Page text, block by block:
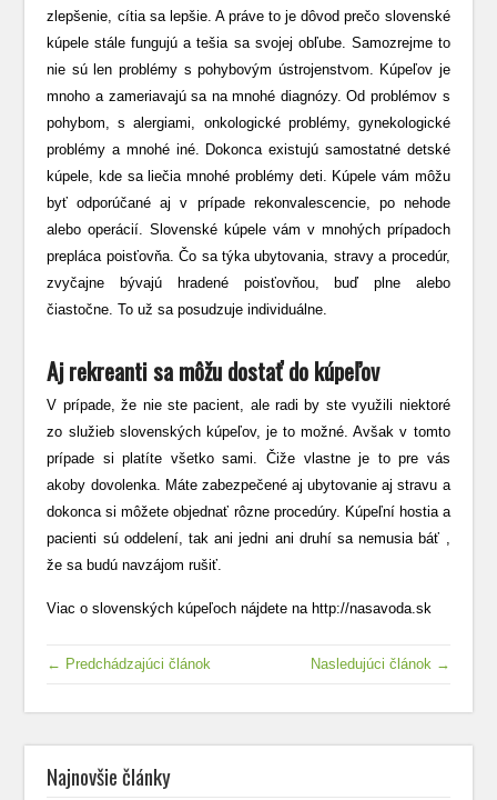
zlepšenie, cítia sa lepšie. A práve to je dôvod prečo slovenské
kúpele stále fungujú a tešia sa svojej obľube. Samozrejme to
nie sú len problémy s pohybovým ústrojenstvom. Kúpeľov je
mnoho a zameriavajú sa na mnohé diagnózy. Od problémov s
pohybom, s alergiami, onkologické problémy, gynekologické
problémy a mnohé iné. Dokonca existujú samostatné detské
kúpele, kde sa liečia mnohé problémy deti. Kúpele vám môžu
byť odporúčané aj v prípade rekonvalescencie, po nehode
alebo operácií. Slovenské kúpele vám v mnohých prípadoch
prepláca poisťovňa. Čo sa týka ubytovania, stravy a procedúr,
zvyčajne bývajú hradené poisťovňou, buď plne alebo
čiastočne. To už sa posudzuje individuálne.
Aj rekreanti sa môžu dostať do kúpeľov
V prípade, že nie ste pacient, ale radi by ste využili niektoré
zo služieb slovenských kúpeľov, je to možné. Avšak v tomto
prípade si platíte všetko sami. Čiže vlastne je to pre vás
akoby dovolenka. Máte zabezpečené aj ubytovanie aj stravu a
dokonca si môžete objednať rôzne procedúry. Kúpeľní hostia a
pacienti sú oddelení, tak ani jedni ani druhí sa nemusia báť ,
že sa budú navzájom rušiť.
Viac o slovenských kúpeľoch nájdete na http://nasavoda.sk
← Predchádzajúci článok Nasledujúci článok →
Najnovšie články